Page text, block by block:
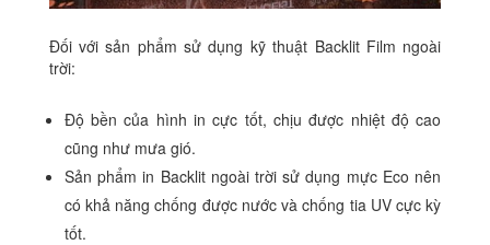
Đối với sản phẩm sử dụng kỹ thuật Backlit Film ngoài
trời:
Độ bền của hình in cực tốt, chịu được nhiệt độ cao
cũng như mưa gió.
Sản phẩm in Backlit ngoài trời sử dụng mực Eco nên
có khả năng chống được nước và chống tia UV cực kỳ
tốt.